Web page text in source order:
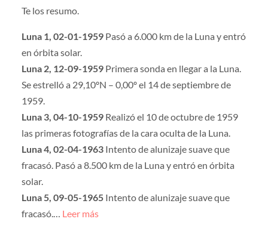
Te los resumo.
Luna 1, 02-01-1959Pasó a 6.000 km de la Luna y entró
en órbita solar.
Luna 2, 12-09-1959 Primera sonda en llegar a la Luna.
Se estrelló a 29,10ºN – 0,00º el 14 de septiembre de
1959.
Luna 3, 04-10-1959Realizó el 10 de octubre de 1959
las primeras fotografías de la cara oculta de la Luna.
Luna 4, 02-04-1963 Intento de alunizaje suave que
fracasó. Pasó a 8.500 km de la Luna y entró en órbita
solar.
Luna 5, 09-05-1965 Intento de alunizaje suave que
fracasó.… Leer más